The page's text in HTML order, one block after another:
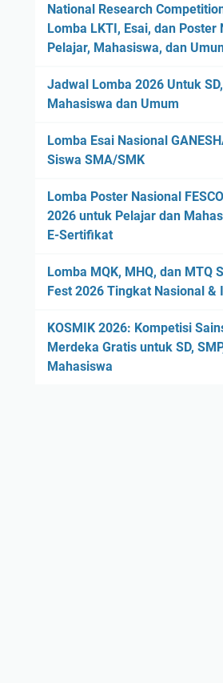
National Research
Lomba LKTI, Esai, dan Poster
Pelajar, Mahasiswa, dan
Jadwal Lomba 2026 Untuk
Mahasiswa dan Umum
Lomba Esai Nasional
Siswa SMA/SMK
Lomba Poster Nasional
2026 untuk Pelajar dan
E-Sertifikat
Lomba MQK, MHQ, dan MTQ
Fest 2026 Tingkat Nasional &
KOSMIK 2026: Kompetisi
Merdeka Gratis untuk SD,
Mahasiswa